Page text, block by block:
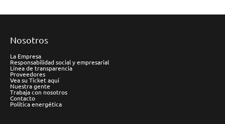
Nosotros
La Empresa
Responsabilidad social y empresarial
Línea de transparencia
Proveedores
Vea su Ticket aquí
Nuestra gente
Trabaja con nosotros
Contacto
Política energética